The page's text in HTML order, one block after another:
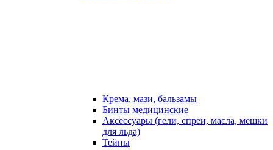
Крема, мази, бальзамы
Бинты медицинские
Аксессуары (гели, спреи, масла, мешки
для льда)
Тейпы